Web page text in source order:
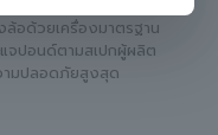
อด้วยเครื่องมาตรฐาน
จปอนด์ตามสเปกผู้ผลิต
ามปลอดภัยสูงสุด